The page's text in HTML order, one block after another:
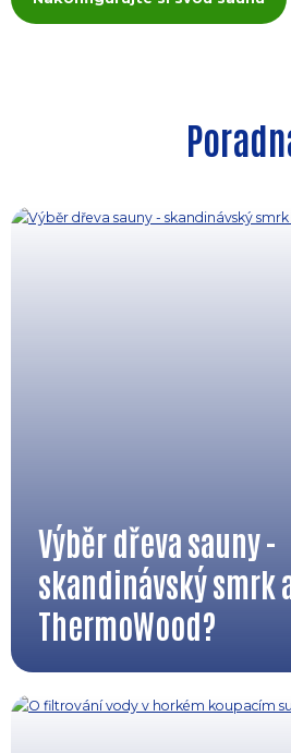
Výběr dřeva sauny -
skandinávský smrk
ThermoWood?